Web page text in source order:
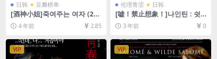
日韩 豆瓣榜单
[酒神小姐]죽여주는 여자 (201
6)[百度网盘+迅雷云盘资源10
80P超清未删减][MP4/7GB]
[韩语中字]
4 年前 2.85
伦理青涩 日韩
[嘘！禁止想象！]나인틴 : 쉿!
상상금지! (2015)[百度网盘
+夸克网盘720P高清未删减资
源][网盘在线播放/下载][MP4/
GB][中文字幕]
3 年前 0
VIP VIP